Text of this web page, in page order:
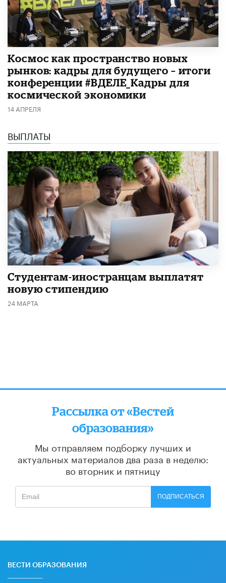
Космос как пространство новых
рынков: кадры для будущего – итоги
конференции #ВДЕЛЕ_Кадры для
космической экономики
14 АПРЕЛЯ
ВЫПЛАТЫ
Студентам-иностранцам выплатят
новую стипендию
24 МАРТА
Рассылка от «Вестей
образования»
Мы отправляем подборку лучших и
актуальных материалов два раза в неделю:
во вторник и пятницу
ПОДПИСАТЬСЯ
ВЕСТИ ОБРАЗОВАНИЯ